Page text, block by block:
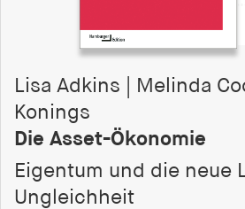
Lisa Adkins | Melinda
Konings
Die Asset-Ökonomie
Eigentum und die neue
Ungleichheit